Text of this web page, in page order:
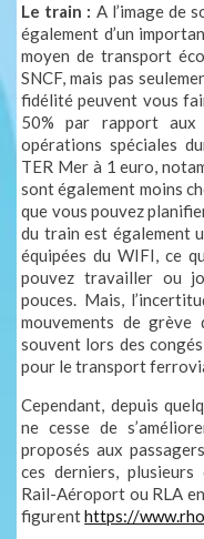
Le train : A l’image de
également d’un
moyen de transport
SNCF, mais pas
fidélité peuvent vous
50% par rapport
opérations spéciales
TER Mer à 1 euro,
sont également moins
que vous pouvez
du train est également
équipées du WIFI, ce
pouvez travailler ou
pouces. Mais,
mouvements de
souvent lors des
pour le transport
Cependant, depuis
ne cesse de
proposés aux
ces derniers, plusieurs
Rail-Aéroport ou RLA
figurenthttps://